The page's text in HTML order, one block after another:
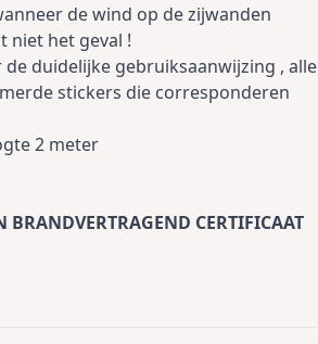
de wind op de zijwanden
niet het geval !
duidelijke gebruiksaanwijzing , alle
stickers die corresponderen
2 meter
BRANDVERTRAGEND CERTIFICAAT